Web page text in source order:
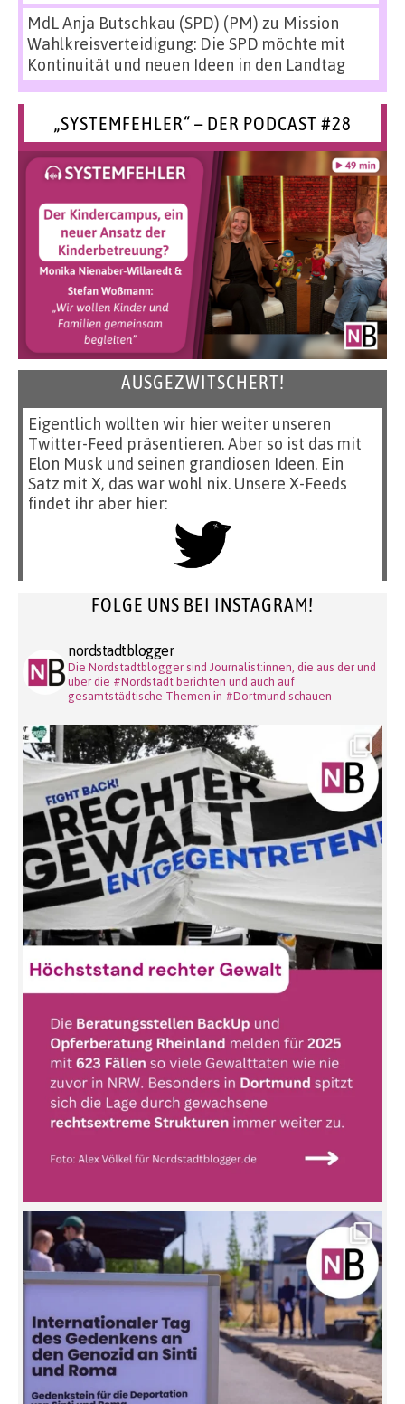
MdL Anja Butschkau (SPD) (PM) zu Mission
Wahlkreisverteidigung: Die SPD möchte mit
Kontinuität und neuen Ideen in den Landtag
„SYSTEMFEHLER“ – DER PODCAST #28
AUSGEZWITSCHERT!
Eigentlich wollten wir hier weiter unseren
Twitter-Feed präsentieren. Aber so ist das mit
Elon Musk und seinen grandiosen Ideen. Ein
Satz mit X, das war wohl nix. Unsere X-Feeds
findet ihr aber hier:
FOLGE UNS BEI INSTAGRAM!
nordstadtblogger
Die Nordstadtblogger sind Journalist:innen, die aus der und
über die #Nordstadt berichten und auch auf
gesamtstädtische Themen in #Dortmund schauen